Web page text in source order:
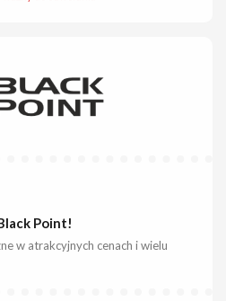
Point!
w atrakcyjnych cenach i wielu